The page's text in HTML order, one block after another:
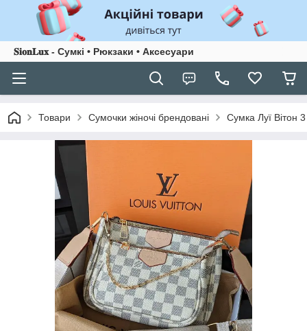
𝐒𝐢𝐨𝐧𝐋𝐮𝐱 - Сумкі • Рюкзаки • Аксесуари
Товари Сумочки жіночі брендовані Сумка Луї Вітон